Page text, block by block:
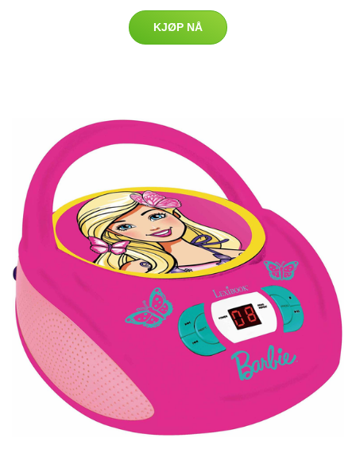
KJØP NÅ